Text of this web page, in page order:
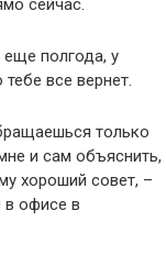
сейчас.
полгода, у
все вернет.
только
и сам объяснить,
хороший совет, –
в офисе в